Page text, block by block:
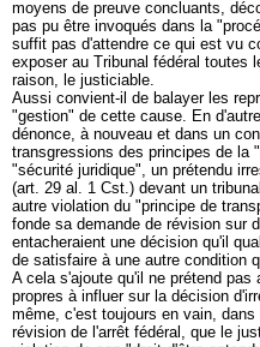
moyens de preuve concluants,
pas pu être invoqués dans la
suffit pas d'attendre ce qui est vu
exposer au Tribunal fédéral toutes
raison, le justiciable.
Aussi convient-il de balayer les
"gestion" de cette cause. En
dénonce, à nouveau et dans un
transgressions des principes de la
"sécurité juridique", un prétendu
(art. 29 al. 1 Cst.) devant un
autre violation du "principe de
fonde sa demande de révision sur
entacheraient une décision qu'il
de satisfaire à une autre condition
A cela s'ajoute qu'il ne prétend
propres à influer sur la décision
même, c'est toujours en vain,
révision de l'arrêt fédéral, que le